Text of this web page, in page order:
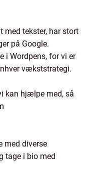
med tekster, har stort
på Google.
i Wordpens, for vi er
vækststrategi.
kan hjælpe med, så
med diverse
tage i bio med